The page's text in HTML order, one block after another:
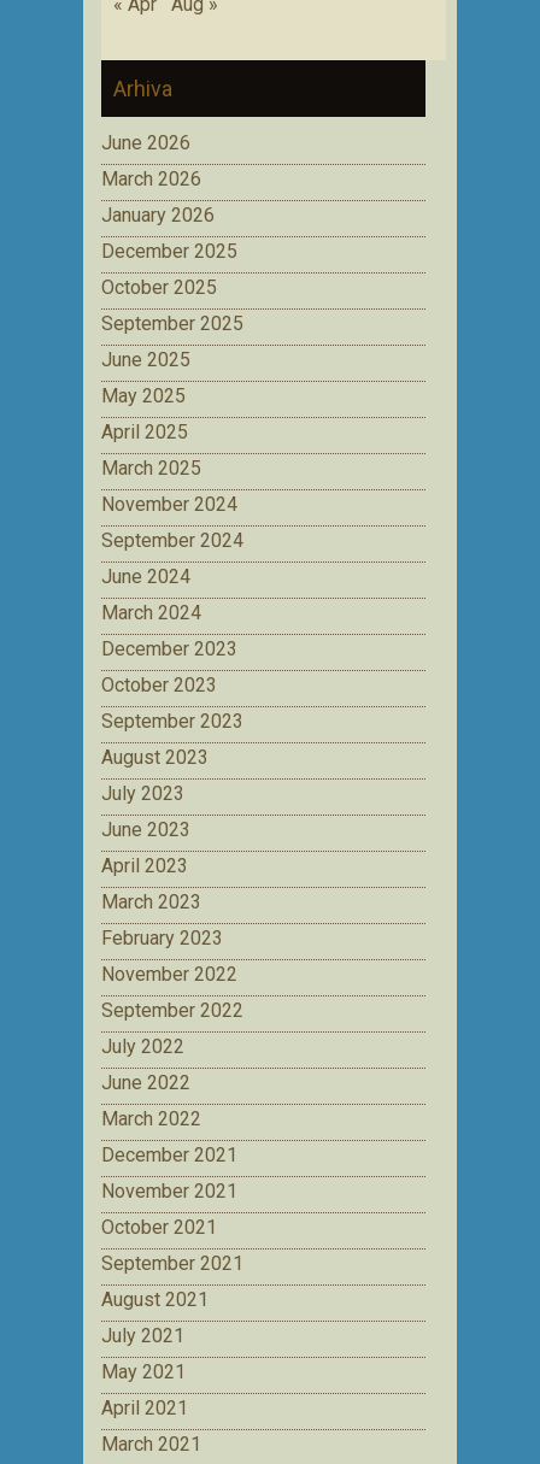
Arhiva
June 2026
March 2026
January 2026
December 2025
October 2025
September 2025
June 2025
May 2025
April 2025
March 2025
November 2024
September 2024
June 2024
March 2024
December 2023
October 2023
September 2023
August 2023
July 2023
June 2023
April 2023
March 2023
February 2023
November 2022
September 2022
July 2022
June 2022
March 2022
December 2021
November 2021
October 2021
September 2021
August 2021
July 2021
May 2021
April 2021
March 2021